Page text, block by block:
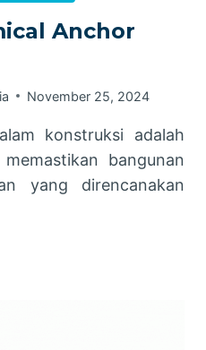
Anchor
November 25, 2024
konstruksi adalah
bangunan
yang direncanakan